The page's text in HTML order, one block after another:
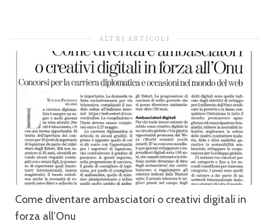
ALTRI ARTICOLI
Come diventare ambasciatori o creativi digitali in
forza all’Onu